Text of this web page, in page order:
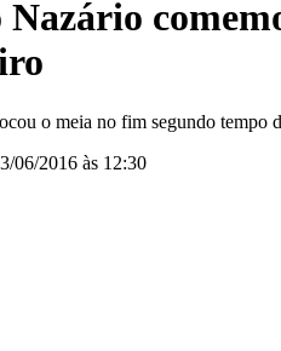
o meia no fim segundo tempo
06/2016 às 12:30